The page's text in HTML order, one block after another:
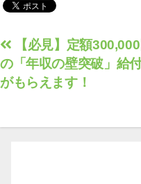
金が支給されます！
投
稿
ナ
ゲ
【必見】定額300,000
の「年収の壁突破」給
がもらえます！